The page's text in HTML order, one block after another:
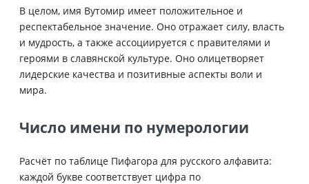
В целом, имя Вутомир имеет положительное и
респектабельное значение. Оно отражает силу, власть
и мудрость, а также ассоциируется с правителями и
героями в славянской культуре. Оно олицетворяет
лидерские качества и позитивные аспекты воли и
мира.
Число имени по нумерологии
Расчёт по таблице Пифагора для русского алфавита:
каждой букве соответствует цифра по